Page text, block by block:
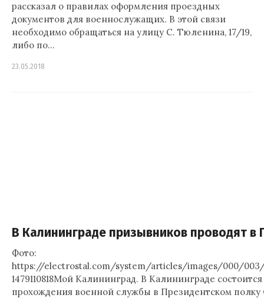
рассказал о правилах оформления проездных
документов для военнослужащих. В этой связи
необходимо обращаться на улицу С. Тюленина, 17/19,
либо по…
23.05.2018
В Калининграде призывников проводят в
Фото:
https://electrostal.com/system/articles/images/000/003/
1479110818Мой Калининград. В Калининграде
прохождения военной службы в Президентском